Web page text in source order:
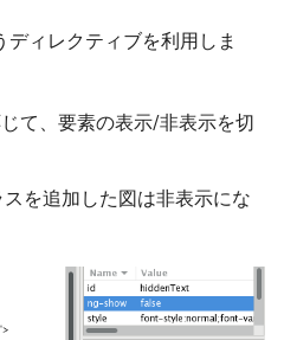
ディレクティブを利用しま
て、要素の表示/非表示を切
スを追加した図は非表示にな